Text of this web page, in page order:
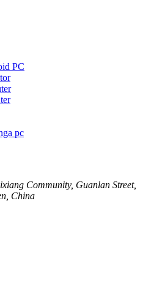
PC
pc
Community, Guanlan Street,
China